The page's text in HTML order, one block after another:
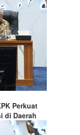
Perkuat
di Daerah